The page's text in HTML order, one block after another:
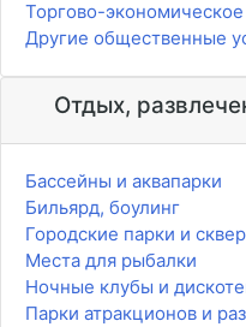
Торгово-экономическое
Другие общественные
Отдых,
Бассейны и аквапарки
Бильярд, боулинг
Городские парки и
Места для рыбалки
Ночные клубы и
Парки атракционов и